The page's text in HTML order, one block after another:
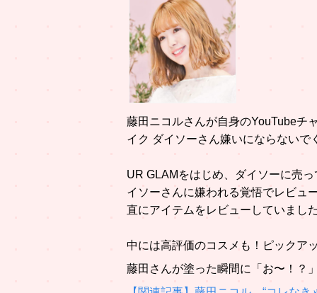
藤田ニコルさんが自身のYouTubeチ
イク ダイソーさん嫌いにならないで
UR GLAMをはじめ、ダイソーに売
イソーさんに嫌われる覚悟でレビュ
直にアイテムをレビューしていまし
中には高評価のコスメも！ピックア
藤田さんが塗った瞬間に「お〜！？